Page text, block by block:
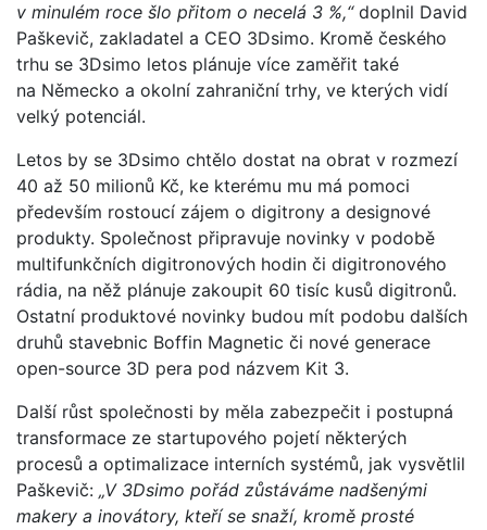
v minulém roce šlo přitom o necelá 3 %,“ doplnil David
Paškevič, zakladatel a CEO 3Dsimo. Kromě českého
trhu se 3Dsimo letos plánuje více zaměřit také
na Německo a okolní zahraniční trhy, ve kterých vidí
velký potenciál.
Letos by se 3Dsimo chtělo dostat na obrat v rozmezí
40 až 50 milionů Kč, ke kterému mu má pomoci
především rostoucí zájem o digitrony a designové
produkty. Společnost připravuje novinky v podobě
multifunkčních digitronových hodin či digitronového
rádia, na něž plánuje zakoupit 60 tisíc kusů digitronů.
Ostatní produktové novinky budou mít podobu dalších
druhů stavebnic Boffin Magnetic či nové generace
open-source 3D pera pod názvem Kit 3.
Další růst společnosti by měla zabezpečit i postupná
transformace ze startupového pojetí některých
procesů a optimalizace interních systémů, jak vysvětlil
Paškevič: „V 3Dsimo pořád zůstáváme nadšenými
makery a inovátory, kteří se snaží, kromě prosté